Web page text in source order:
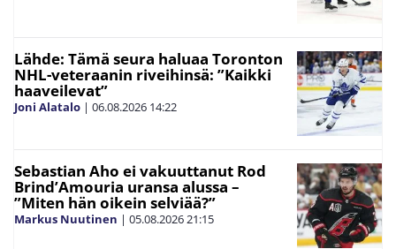
Lähde: Tämä seura haluaa Toronton
NHL-veteraanin riveihinsä: ”Kaikki
haaveilevat”
Joni Alatalo | 06.08.2026 14:22
Sebastian Aho ei vakuuttanut Rod
Brind’Amouria uransa alussa –
”Miten hän oikein selviää?”
Markus Nuutinen | 05.08.202621:15